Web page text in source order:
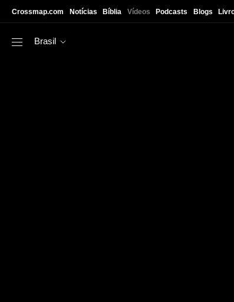
Crossmap.com Notícias Bíblia Vídeos Podcasts Blogs
Brasil